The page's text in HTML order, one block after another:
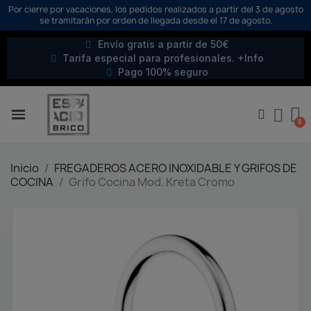
Por cierre por vacaciones, los pedidos realizados a partir del 3 de agosto
se tramitarán por orden de llegada desde el 17 de agosto.
Envío gratis a partir de 50€
Tarifa especial para profesionales. +Info
Pago 100% seguro
Inicio
FREGADEROS ACERO INOXIDABLE Y GRIFOS DE
COCINA
Grifo Cocina Mod. Kreta Cromo